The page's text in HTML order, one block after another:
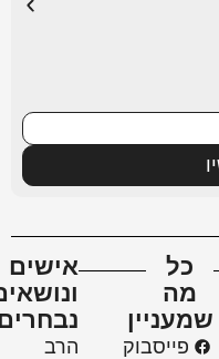
כל
מה
שמעניין
פייסבוק
אישים
ונושאים
נבחרים
הרב